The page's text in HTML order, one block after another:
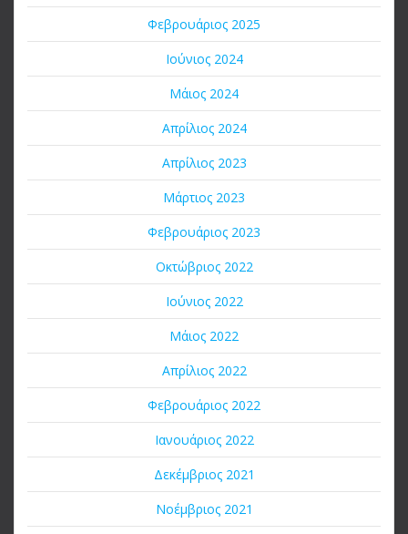
Φεβρουάριος 2025
Ιούνιος 2024
Μάιος 2024
Απρίλιος 2024
Απρίλιος 2023
Μάρτιος 2023
Φεβρουάριος 2023
Οκτώβριος 2022
Ιούνιος 2022
Μάιος 2022
Απρίλιος 2022
Φεβρουάριος 2022
Ιανουάριος 2022
Δεκέμβριος 2021
Νοέμβριος 2021